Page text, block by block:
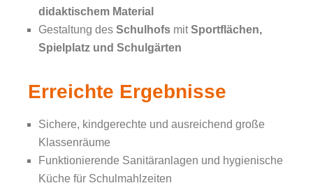
didaktischem Material
Gestaltung des Schulhofs mitSportflächen,
Spielplatz und Schulgärten
Erreichte Ergebnisse
Sichere, kindgerechte und ausreichend große
Klassenräume
Funktionierende Sanitäranlagen und hygienische
Küche für Schulmahlzeiten